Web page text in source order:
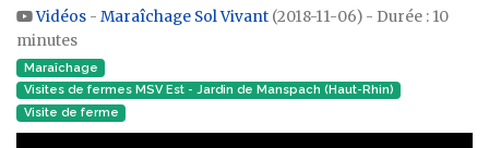
Aller à :navigation,rechercher
Vidéos - Maraîchage Sol Vivant (2018-11-06) - Durée : 10
minutes
Maraîchage
Visites de fermes MSV Est - Jardin de Manspach (Haut-Rhin)
Visite de ferme